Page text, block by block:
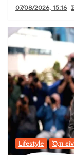
07/08/2026, 15:16
Lifestyle Ό,τι